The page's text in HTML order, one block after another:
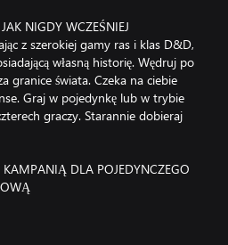
NIGDY WCZEŚNIEJ
z szerokiej gamy ras i klas D&D,
własną historię. Wędruj po
granice świata. Czeka na ciebie
Graj w pojedynkę lub w trybie
graczy. Starannie dobieraj
DLA POJEDYNCZEGO
walce, a po bitwie każdy będzie